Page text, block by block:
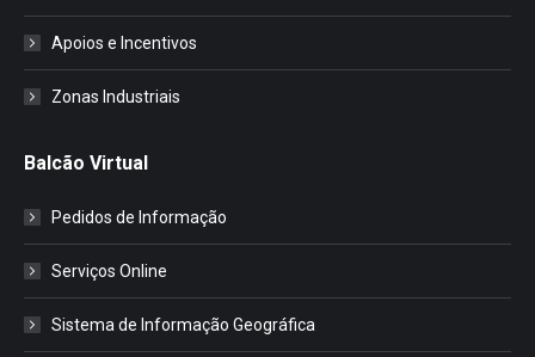
Apoios e Incentivos
Zonas Industriais
Balcão Virtual
Pedidos de Informação
Serviços Online
Sistema de Informação Geográfica